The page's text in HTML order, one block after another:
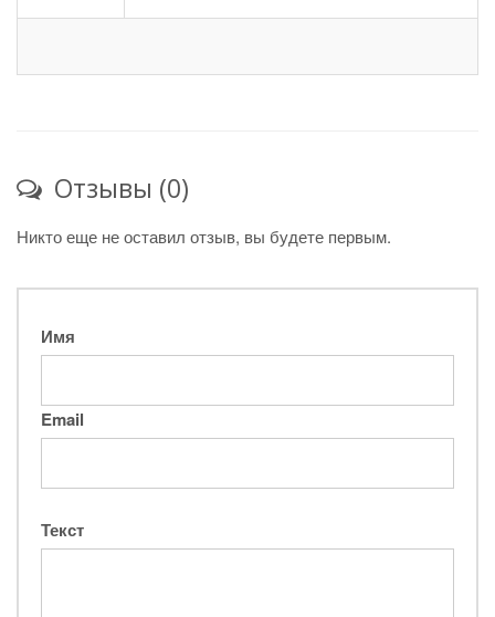
Отзывы (0)
Никто еще не оставил отзыв, вы будете первым.
Имя
Email
Текст